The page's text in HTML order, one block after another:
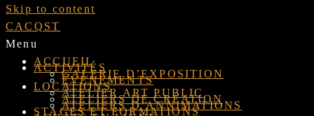
Skip to content
CACQST
Menu
ACCUEIL
ACTIVITÉS
GALERIE D’EXPOSITION
ÉVÉNEMENTS
LOCATIONS
ATELIER ART PUBLIC
ATELIERS DE CRÉATION
ATELIERS D’ANNIMATIONS
STAGES ET FORMATIONS